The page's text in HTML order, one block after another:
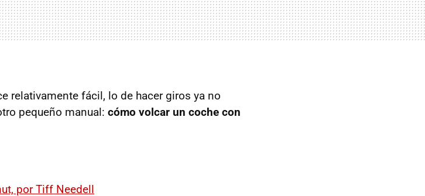
relativamente fácil, lo de hacer giros ya no
pequeño manual: cómo volcar un coche con
por Tiff Needell